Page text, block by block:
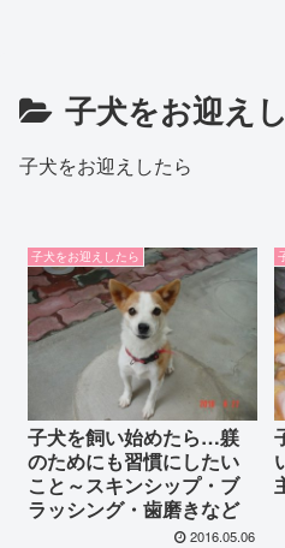
子犬をお迎え
子犬をお迎えしたら
子犬をお迎えしたら
子犬を飼い始めたら…躾
のためにも習慣にしたい
こと～スキンシップ・ブ
ラッシング・歯磨きなど
2016.05.06